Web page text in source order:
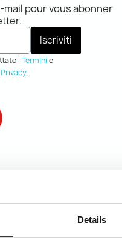
Details
pour vous abonner
Iscriviti
i Termini e
.